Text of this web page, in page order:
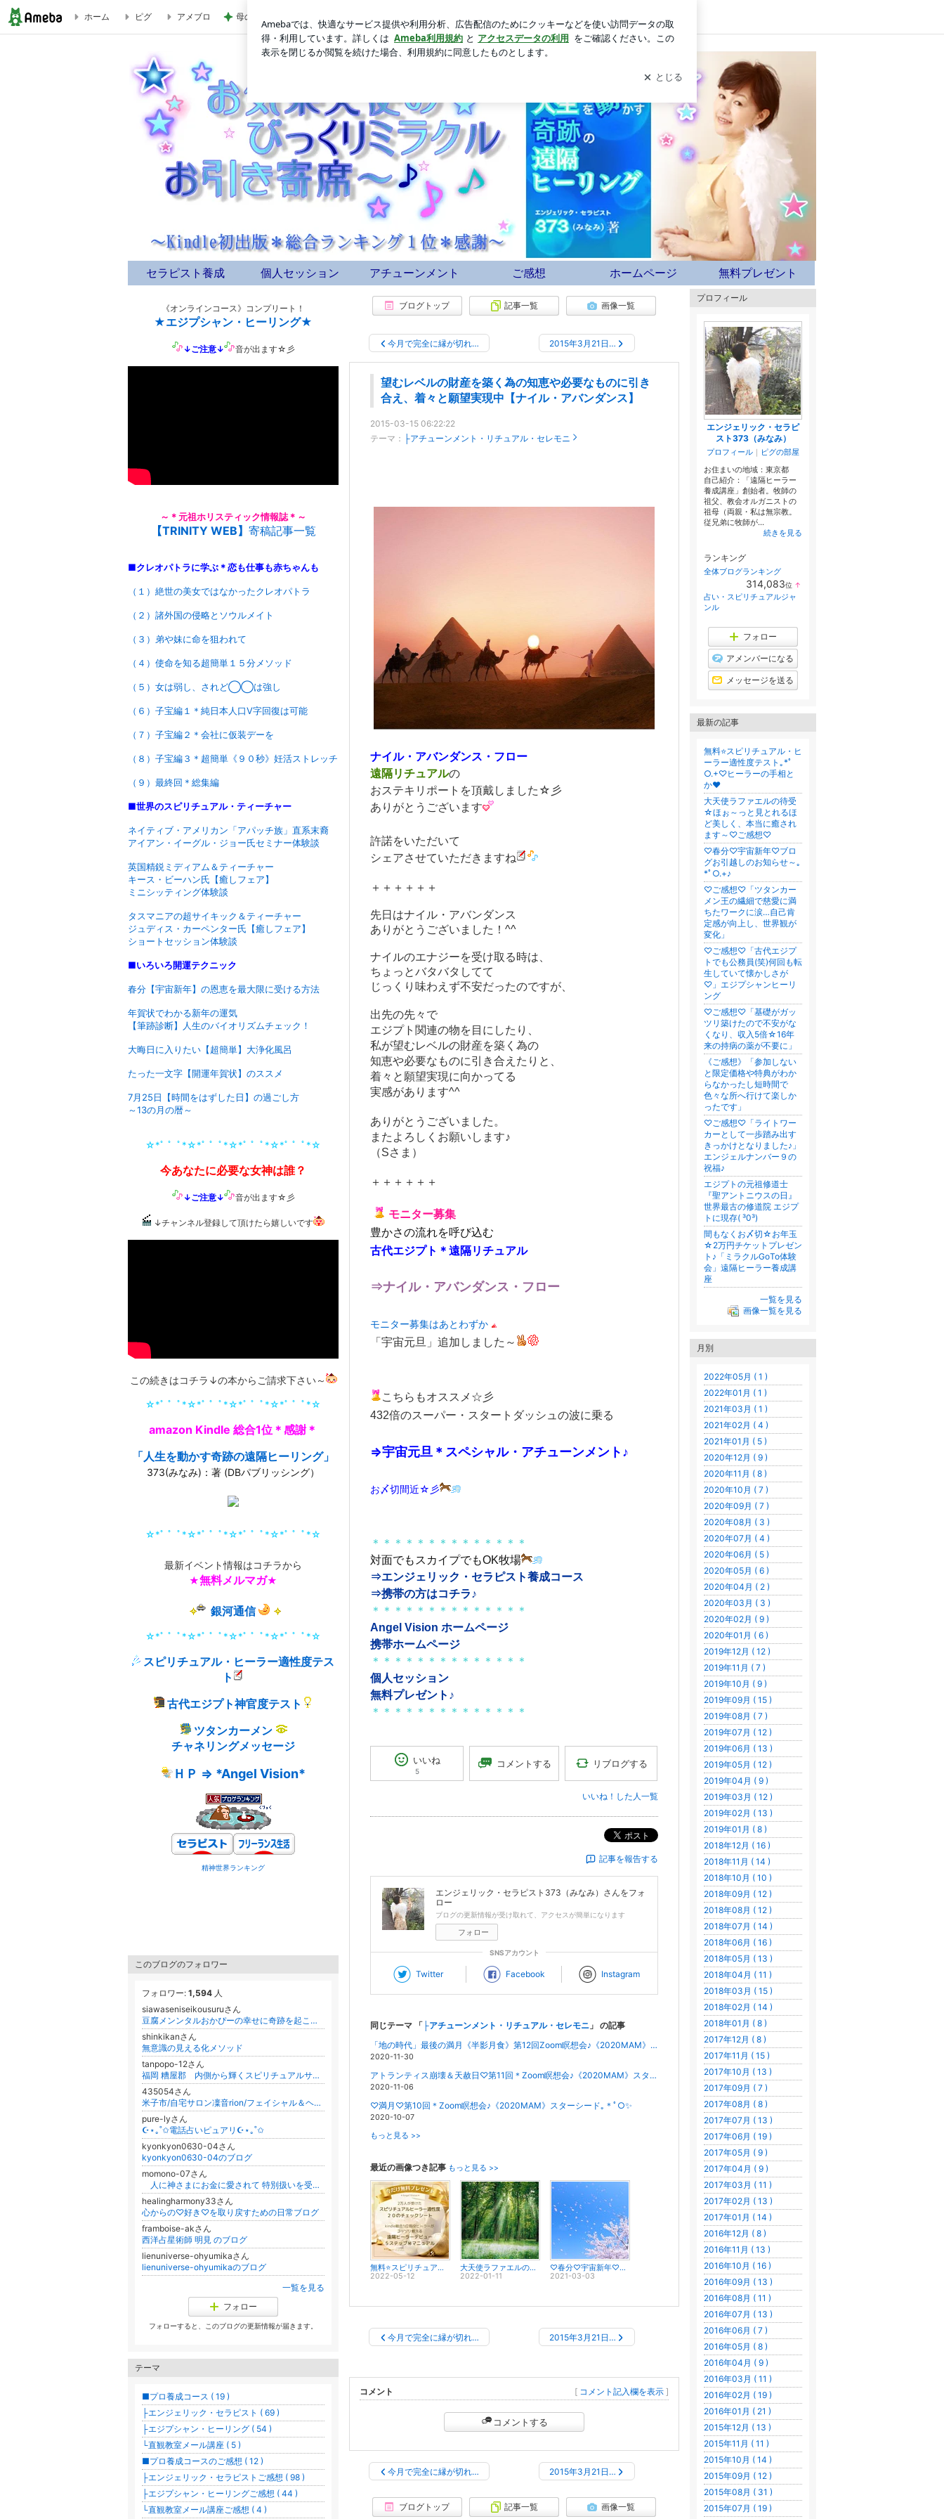
望むレベルの財産を築く為の知恵や必要なものに引き合え、着々と願望実現中【ナイル・アバンダンス】 | 天使のミラクルお引き寄席～*:+☆
ホーム ピグ アメブロ 母の希望と私の希望で難しい話 ログイン
ブログトップ 記事一覧 画像一覧
今月で完全に縁が切れ… 2015年3月21日…
望むレベルの財産を築く為の知恵や必要なものに引き
合え、着々と願望実現中【ナイル・アバンダンス】
2015-03-15 06:22:22
テーマ： ├アチューンメント・リチュアル・セレモニ
ナイル・アバンダンス・フロー
遠隔リチュアルの
おステキリポートを頂戴しました☆彡
ありがとうございます
許諾をいただいて
シェアさせていただきますね
＋＋＋＋＋＋
先日はナイル・アバンダンス
ありがとうございました！^^
ナイルのエナジーを受け取る時は、
ちょっとバタバタしてて
じっくり味わえず不安だったのですが、
出先の先々で
エジプト関連の物を目にしたり、
私が望むレベルの財産を築く為の
知恵や必要なものに引き合えたりと、
着々と願望実現に向かってる
実感があります^^
ありがとうございました。
またよろしくお願いします♪
（Sさま）
＋＋＋＋＋＋
モニター募集
豊かさの流れを呼び込む
古代エジプト＊遠隔リチュアル
⇒ナイル・アバンダンス・フロー
モニター募集はあとわずか
「宇宙元旦」追加しました～
こちらもオススメ☆彡
432倍のスーパー・スタートダッシュの波に乗る
⇒宇宙元旦＊スペシャル・アチューンメント♪
お〆切間近☆彡
＊＊＊＊＊＊＊＊＊＊＊＊＊＊
対面でもスカイプでもOK牧場
⇒エンジェリック・セラピスト養成コース
⇒携帯の方はコチラ♪
＊＊＊＊＊＊＊＊＊＊＊＊＊＊
Angel Vision ホームページ
携帯ホームページ
＊＊＊＊＊＊＊＊＊＊＊＊＊＊
個人セッション
無料プレゼント♪
＊＊＊＊＊＊＊＊＊＊＊＊＊＊
いいね
5
コメントする リブログする
いいね！した人一覧
ポスト
記事を報告する
エンジェリック・セラピスト373（みなみ） さんをフォ
ロー
ブログの更新情報が受け取れて、アクセスが簡単になります
フォロー
SNSアカウント
Twitter Facebook Instagram
同じテーマ 「 ├アチューンメント・リチュアル・セレモニ 」 の記事
「地の時代」最後の満月《半影月食》第12回Zoom瞑想会♪《2020MAM》スターシード｡*✨
2020-11-30
アトランティス崩壊＆天赦日♡第11回＊Zoom瞑想会♪《2020MAM》スターシード｡＊ﾟ✨
2020-11-06
♡満月♡第10回＊Zoom瞑想会♪《2020MAM》スターシード｡＊ﾟ○✨
2020-10-07
もっと見る >>
最近の画像つき記事 もっと見る >>
無料⭐スピリチュアル・ヒーラー適性度テスト｡*ﾟ○.+♡ヒーラーの手相とか❤
2022-05-12
大天使ラファエルの待受☆ほぉ～っと見とれるほど美しく、本当に癒されます～♡ご感想♡
2022-01-11
♡春分♡宇宙新年♡ブログお引越しのお知らせ～｡*ﾟ○.+♪
2021-03-03
今月で完全に縁が切れ… 2015年3月21日…
[ コメント記入欄を表示 ]
コメント
コメントする
今月で完全に縁が切れ… 2015年3月21日…
ブログトップ 記事一覧 画像一覧
《オンラインコース》コンプリート！
★エジプシャン・ヒーリング★
↓ご注意↓ 音が出ます☆彡
～＊元祖ホリスティック情報誌＊～
【TRINITY WEB】 寄稿記事一覧
■クレオパトラに学ぶ＊恋も仕事も赤ちゃんも
（１）絶世の美女ではなかったクレオパトラ
（２）諸外国の侵略とソウルメイト
（３）弟や妹に命を狙われて
（４）使命を知る超簡単１５分メソッド
（５）女は弱し、されど◯◯は強し
（６）子宝編１＊純日本人口V字回復は可能
（７）子宝編２＊会社に仮装デーを
（８）子宝編３＊超簡単《９０秒》妊活ストレッチ
（９）最終回＊総集編
■世界のスピリチュアル・ティーチャー
ネイティブ・アメリカン「アパッチ族」直系末裔
アイアン・イーグル・ジョー氏セミナー体験談
英国精鋭ミディアム＆ティーチャー
キース・ビーハン氏【癒しフェア】
ミニシッティング体験談
タスマニアの超サイキック＆ティーチャー
ジュディス・カーペンター氏【癒しフェア】
ショートセッション体験談
■いろいろ開運テクニック
春分【宇宙新年】の恩恵を最大限に受ける方法
年賀状でわかる新年の運気
【筆跡診断】人生のバイオリズムチェック！
大晦日に入りたい【超簡単】大浄化風呂
たった一文字【開運年賀状】のススメ
7月25日【時間をはずした日】の過ごし方
～13の月の暦～
☆*ﾟ ゜ﾟ*☆*ﾟ ゜ﾟ*☆*ﾟ ゜ﾟ*☆*ﾟ ゜ﾟ*☆
今あなたに必要な女神は誰？
↓ご注意↓ 音が出ます☆彡
↓チャンネル登録して頂けたら嬉しいです
この続きはコチラ↓の本からご請求下さい～
☆*ﾟ ゜ﾟ*☆*ﾟ ゜ﾟ*☆*ﾟ ゜ﾟ*☆*ﾟ ゜ﾟ*☆
amazon Kindle 総合1位＊感謝＊
「人生を動かす奇跡の遠隔ヒーリング」
373(みなみ)：著 (DBパブリッシング）
☆*ﾟ ゜ﾟ*☆*ﾟ ゜ﾟ*☆*ﾟ ゜ﾟ*☆*ﾟ ゜ﾟ*☆
最新イベント情報はコチラから
★無料メルマガ★
銀河通信
☆*ﾟ ゜ﾟ*☆*ﾟ ゜ﾟ*☆*ﾟ ゜ﾟ*☆*ﾟ ゜ﾟ*☆
スピリチュアル・ヒーラー適性度テス
ト
古代エジプト神官度テスト
ツタンカーメン
チャネリングメッセージ
ＨＰ ⇒ *Angel Vision*
精神世界ランキング
セラピスト養成 個人セッション アチューンメント ご感想 ホームページ 無料プレゼント
このブログのフォロワー
フォロワー: 1,594 人
siawaseniseikousuruさん
豆腐メンンタルおかぴーの幸せに奇跡を起こすブログ
shinkikanさん
無意識の見える化メソッド
tanpopo-12さん
福岡 糟屋郡 内側から輝くスピリチュアルサロン ナチュール
435054さん
米子市/自宅サロン凜音rion/フェイシャル＆ヘッド＆占い
pure-lyさん
☪︎⋆｡˚✩電話占いピュアリ☪︎⋆｡˚✩
kyonkyon0630-04さん
kyonkyon0630-04のブログ
momono-07さん
⁡ ⁡ ⁡ ⁡ 人に神さまにお金に愛されて 特別扱いを受けて 全方位豊かに幸せに✨ スピリチュアル／霊視／潜在意識
healingharmony33さん
心からの♡好き♡を取り戻すための日常ブログ
framboise-akさん
西洋占星術師 明見 のブログ
lienuniverse-ohyumikaさん
lienuniverse-ohyumikaのブログ
一覧を見る
フォロー
フォローすると、このブログの更新情報が届きます。
テーマ
■プロ養成コース ( 19 )
├エンジェリック・セラピスト ( 69 )
├エジプシャン・ヒーリング ( 54 )
└直観教室メール講座 ( 5 )
■プロ養成コースのご感想 ( 12 )
├エンジェリック・セラピストご感想 ( 98 )
├エジプシャン・ヒーリングご感想 ( 44 )
└直観教室メール講座ご感想 ( 4 )
プロフィール
エンジェリック・セラピ
スト373（みなみ）
プロフィール ｜ ピグの部屋
お住まいの地域： 東京都
自己紹介：「遠隔ヒーラー
養成講座」創始者。牧師の
祖父、教会オルガニストの
祖母（両親・私は無宗教。
従兄弟に牧師が...
続きを見る
ランキング
全体ブログランキング
314,083位 ↑
占い・スピリチュアルジャ
ンル
フォロー
アメンバーになる
メッセージを送る
最新の記事
無料⭐スピリチュアル・ヒ
ーラー適性度テスト｡*ﾟ
○.+♡ヒーラーの手相と
か❤
大天使ラファエルの待受
☆ほぉ～っと見とれるほ
ど美しく、本当に癒され
ます～♡ご感想♡
♡春分♡宇宙新年♡ブロ
グお引越しのお知らせ～｡
*ﾟ○.+♪
♡ご感想♡「ツタンカー
メン王の繊細で慈愛に満
ちたワークに涙…自己肯
定感が向上し、世界観が
変化」
♡ご感想♡「古代エジプ
トでも公務員(笑)何回も転
生していて懐かしさが
♡」エジプシャンヒーリ
ング
♡ご感想♡「基礎がガッ
ツリ築けたので不安がな
くなり、収入5倍☆16年
来の持病の薬が不要に」
《ご感想》「参加しない
と限定価格や特典がわか
らなかったし短時間で
色々な所へ行けて楽しか
ったです」
♡ご感想♡「ライトワー
カーとして一歩踏み出す
きっかけとなりました♪」
エンジェルナンバー９の
祝福♪
エジプトの元祖修道士
『聖アントニウスの日』
世界最古の修道院 エジプ
トに現存( ³0³)
間もなくお〆切☆お年玉
☆2万円チケットプレゼン
ト♪「ミラクルGoTo体験
会」遠隔ヒーラー養成講
座
一覧を見る
画像一覧を見る
月別
2022年05月 ( 1 )
2022年01月 ( 1 )
2021年03月 ( 1 )
2021年02月 ( 4 )
2021年01月 ( 5 )
2020年12月 ( 9 )
2020年11月 ( 8 )
2020年10月 ( 7 )
2020年09月 ( 7 )
2020年08月 ( 3 )
2020年07月 ( 4 )
2020年06月 ( 5 )
2020年05月 ( 6 )
2020年04月 ( 2 )
2020年03月 ( 3 )
2020年02月 ( 9 )
2020年01月 ( 6 )
2019年12月 ( 12 )
2019年11月 ( 7 )
2019年10月 ( 9 )
2019年09月 ( 15 )
2019年08月 ( 7 )
2019年07月 ( 12 )
2019年06月 ( 13 )
2019年05月 ( 12 )
2019年04月 ( 9 )
2019年03月 ( 12 )
2019年02月 ( 13 )
2019年01月 ( 8 )
2018年12月 ( 16 )
2018年11月 ( 14 )
2018年10月 ( 10 )
2018年09月 ( 12 )
2018年08月 ( 12 )
2018年07月 ( 14 )
2018年06月 ( 16 )
2018年05月 ( 13 )
2018年04月 ( 11 )
2018年03月 ( 15 )
2018年02月 ( 14 )
2018年01月 ( 8 )
2017年12月 ( 8 )
2017年11月 ( 15 )
2017年10月 ( 13 )
2017年09月 ( 7 )
2017年08月 ( 8 )
2017年07月 ( 13 )
2017年06月 ( 19 )
2017年05月 ( 9 )
2017年04月 ( 9 )
2017年03月 ( 11 )
2017年02月 ( 13 )
2017年01月 ( 14 )
2016年12月 ( 8 )
2016年11月 ( 13 )
2016年10月 ( 16 )
2016年09月 ( 13 )
2016年08月 ( 11 )
2016年07月 ( 13 )
2016年06月 ( 7 )
2016年05月 ( 8 )
2016年04月 ( 9 )
2016年03月 ( 11 )
2016年02月 ( 19 )
2016年01月 ( 21 )
2015年12月 ( 13 )
2015年11月 ( 11 )
2015年10月 ( 14 )
2015年09月 ( 12 )
2015年08月 ( 31 )
2015年07月 ( 19 )